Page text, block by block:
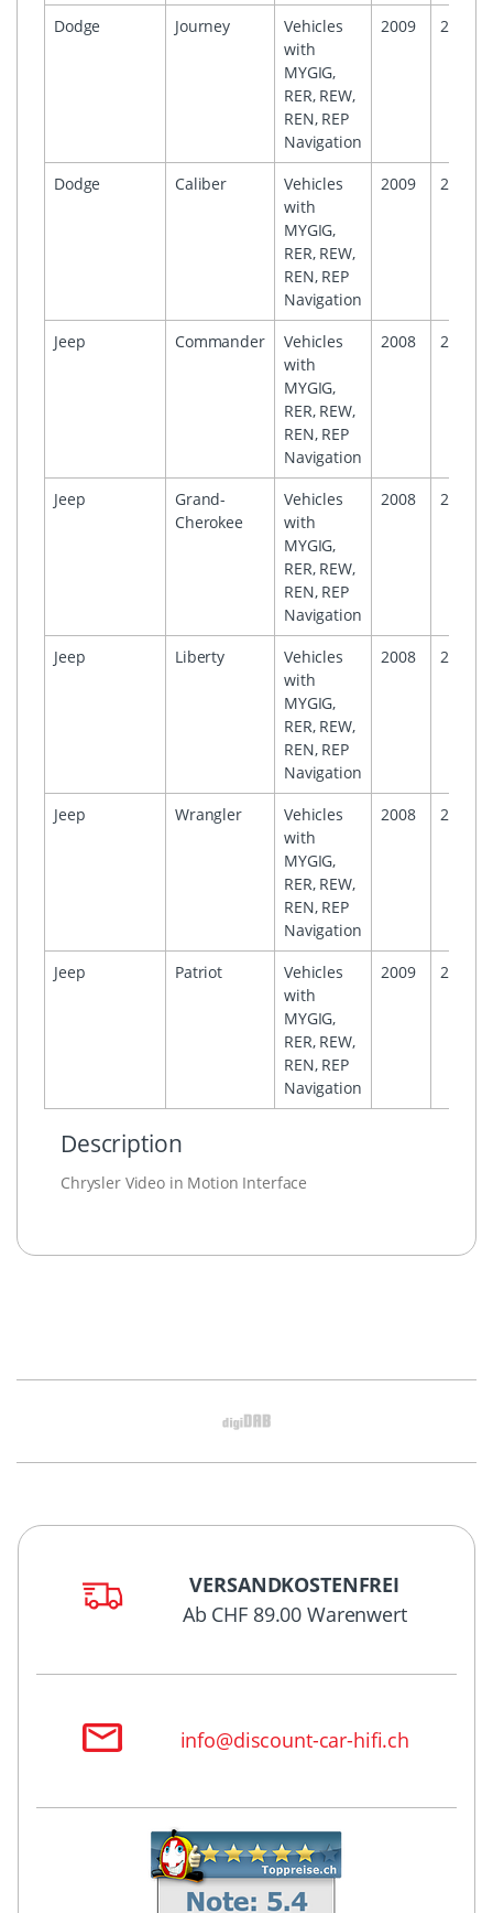
Dodge Journey
Vehicles
with
MYGIG,
RER, REW,
REN, REP
Navigation
2009 2009
Dodge Caliber
Vehicles
with
MYGIG,
RER, REW,
REN, REP
Navigation
2009 2009
Jeep Commander
Vehicles
with
MYGIG,
RER, REW,
REN, REP
Navigation
2008 2009
Jeep
Grand-
Cherokee
Vehicles
with
MYGIG,
RER, REW,
REN, REP
Navigation
2008 2009
Jeep Liberty
Vehicles
with
MYGIG,
RER, REW,
REN, REP
Navigation
2008 2009
Jeep Wrangler
Vehicles
with
MYGIG,
RER, REW,
REN, REP
Navigation
2008 2009
Jeep Patriot
Vehicles
with
MYGIG,
RER, REW,
REN, REP
Navigation
2009 2009
Description
Chrysler Video in Motion Interface
VERSANDKOSTENFREI
Ab CHF 89.00 Warenwert
info@discount-car-hifi.ch